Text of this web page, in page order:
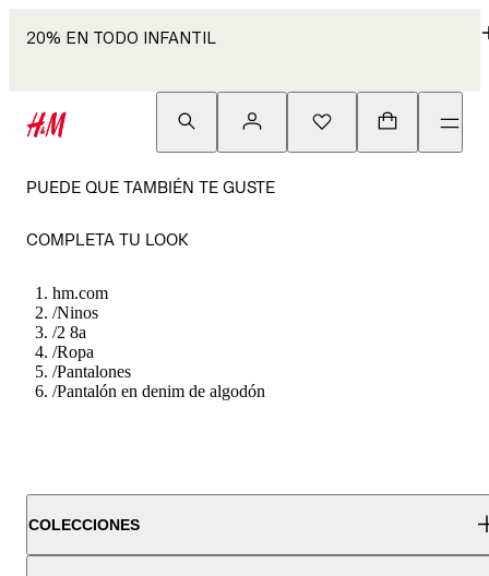
20% EN TODO INFANTIL
PUEDE QUE TAMBIÉN TE GUSTE
COMPLETA TU LOOK
hm.com
/Ninos
/2 8a
/Ropa
/Pantalones
/Pantalón en denim de algodón
COLECCIONES